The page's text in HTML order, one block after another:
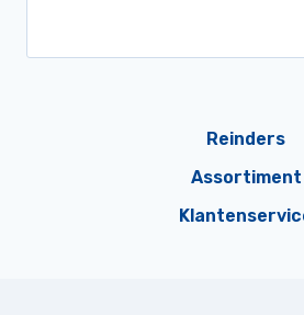
Reinders
Assortiment